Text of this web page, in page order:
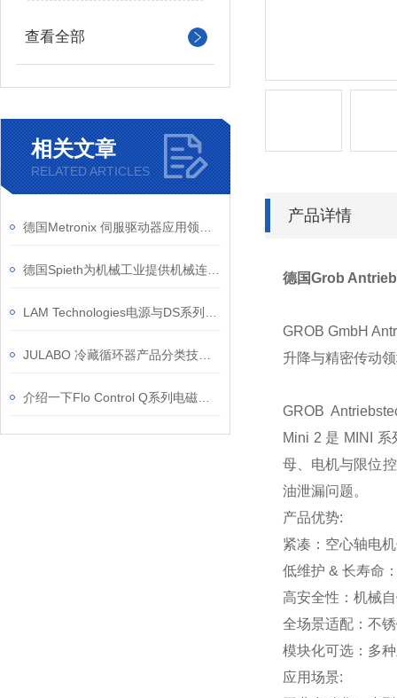
查看全部
相关文章
RELATED ARTICLES
产品详情
德国Grob
GROB GmbH
升降与精密传动
GROB
Mini 2 是 MINI
母、电机与限位
油泄漏问题。
产品优势:
紧凑：空心轴电
低维护 & 长寿命
高安全性：机械
全场景适配：不
模块化可选：多
应用场景: